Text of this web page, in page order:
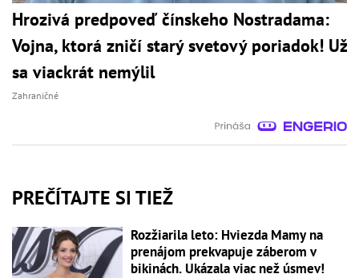
Hrozivá predpoveď čínskeho Nostradama:
Vojna, ktorá zničí starý svetový poriadok! Už
sa viackrát nemýlil
Zahraničné
PREČÍTAJTE SI TIEŽ
Rozžiarila leto: Hviezda Mamy na
prenájom prekvapuje záberom v
bikinách. Ukázala viac než úsmev!